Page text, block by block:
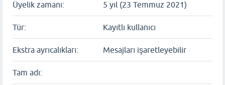
Üyelik zamanı: 5 yıl (23 Temmuz 2021)
Tür: Kayıtlı kullanıcı
Ekstra ayrıcalıkları: Mesajları işaretleyebilir
Tam adı: